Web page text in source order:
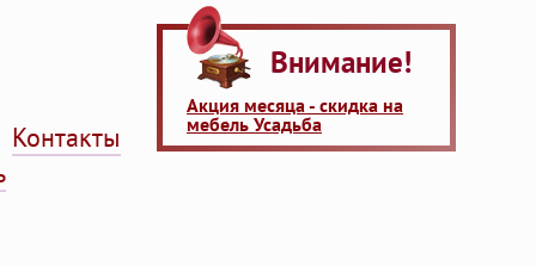
Контакты
Внимание!
Акция месяца - скидка на
мебель Усадьба